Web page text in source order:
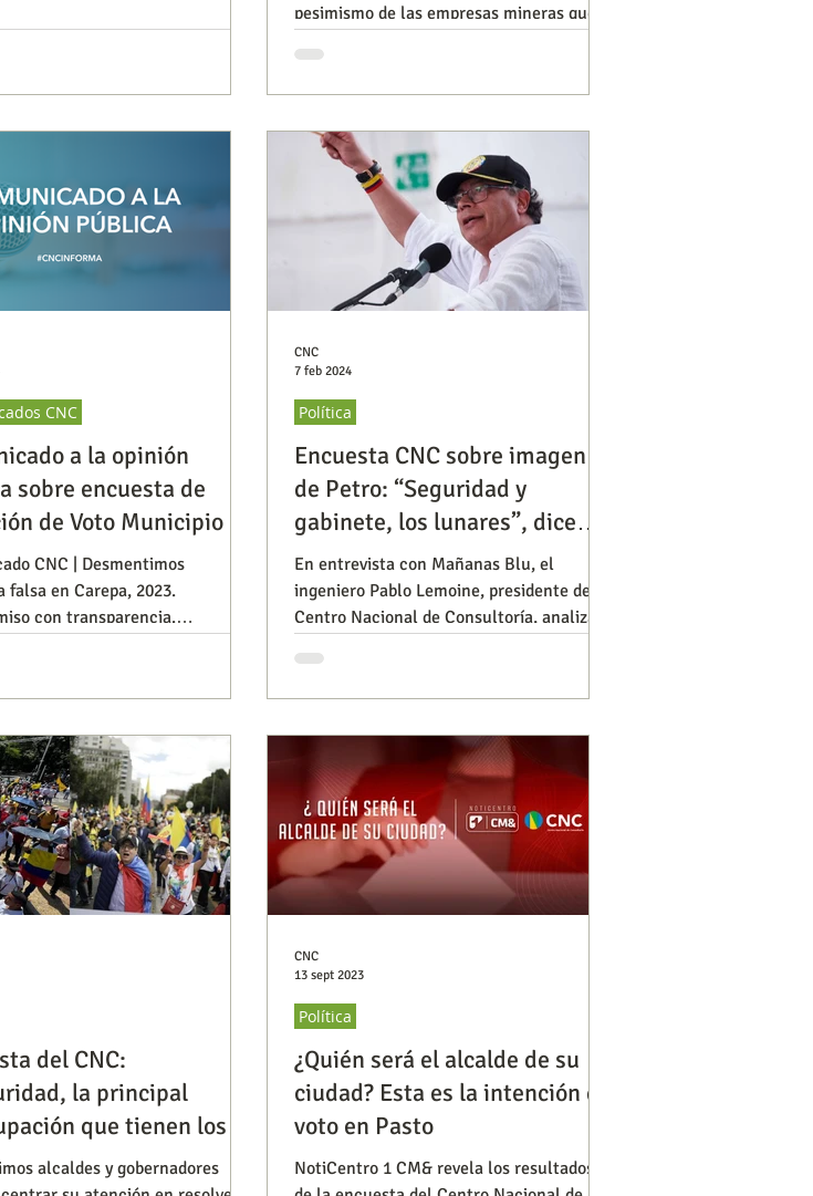
pesimismo de las empresas mineras que
a la opinión
sobre encuesta de
de Voto Municipio de
| 12 de abril de 2024
CNC | Desmentimos
falsa en Carepa, 2023.
con transparencia.
CNC
Encuesta CNC sobre imagen
de Petro: “Seguridad y
gabinete, los lunares”, dice
encuestador
En entrevista con Mañanas Blu, el
ingeniero Pablo Lemoine, presidente del
Centro Nacional de Consultoría, analiza la
Política
CNC
7 feb 2024
del CNC:
la principal
que tienen los
alcaldes y gobernadores
¿Quién será el alcalde de su
ciudad? Esta es la intención de
voto en Pasto
NotiCentro 1 CM& revela los resultados
Política
CNC
13 sept 2023